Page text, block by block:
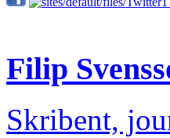
Filip
Skribent,